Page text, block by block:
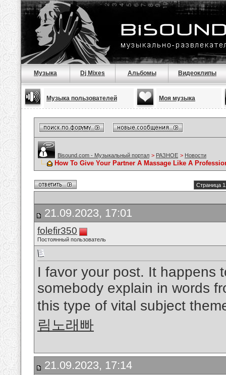
Музыка Dj Mixes Альбомы Видеоклипы
Музыка пользователей Моя музыка
Bisound.com - Музыкальный портал > РАЗНОЕ > Новости
How To Give Your Partner A Massage Like A
Страница
21.09.2023, 17:01
folefir350
Постоянный пользователь
I favor your post. It happens
somebody explain in words
this type of vital subject
림노래빠
21.09.2023, 17:14